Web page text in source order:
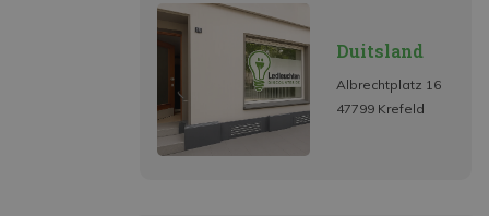
Duitsland
Albrechtplatz 16
47799 Krefeld